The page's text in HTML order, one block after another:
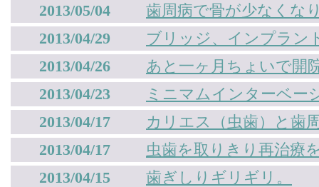
2013/05/04
歯周病で骨が少なくな
2013/04/29
ブリッジ、インプラン
2013/04/26
あと一ヶ月ちょいで開
2013/04/23
ミニマムインターベー
2013/04/17
カリエス（虫歯）と歯
2013/04/17
虫歯を取りきり再治療
2013/04/15
歯ぎしりギリギリ。